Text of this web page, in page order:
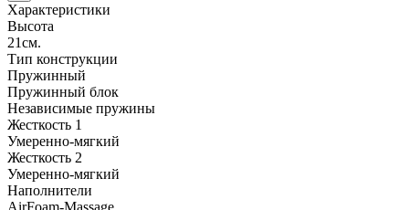
Характеристики
Высота
21см.
Тип конструкции
Пружинный
Пружинный блок
Независимые пружины
Жесткость 1
Умеренно-мягкий
Жесткость 2
Умеренно-мягкий
Наполнители
AirFoam-Massage